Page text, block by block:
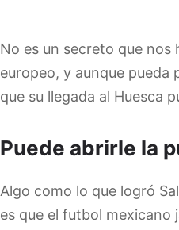
No es un secreto que
europeo, y aunque pueda
que su llegada al Huesca
Puede abrirle la
Algo como lo que logró
es que el futbol